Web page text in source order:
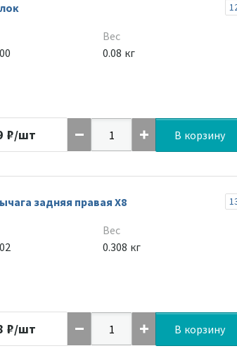
Вес
0.08 кг
₽/шт В корзину
задняя правая Х8
Вес
0.308 кг
₽/шт В корзину